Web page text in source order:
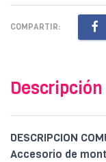
COMPARTIR:
Descripción
DESCRIPCION
Accesorio de